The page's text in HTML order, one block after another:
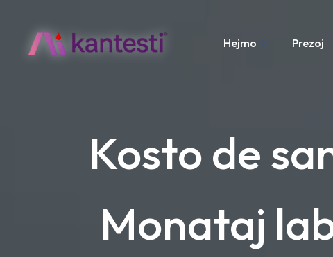
Hejmo Prezoj
Kosto de
Monataj